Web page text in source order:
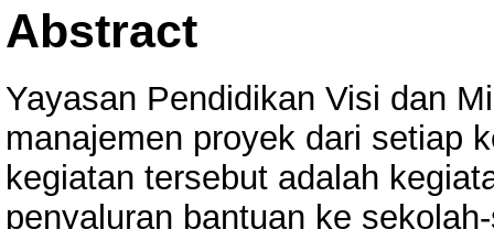
Abstract
Yayasan Pendidikan Visi dan
manajemen proyek dari setiap
kegiatan tersebut adalah
penyaluran bantuan ke